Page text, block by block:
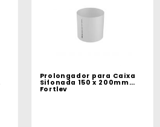
Prolongador para Caixa
Sifonada 150 x 200mm
Fortlev